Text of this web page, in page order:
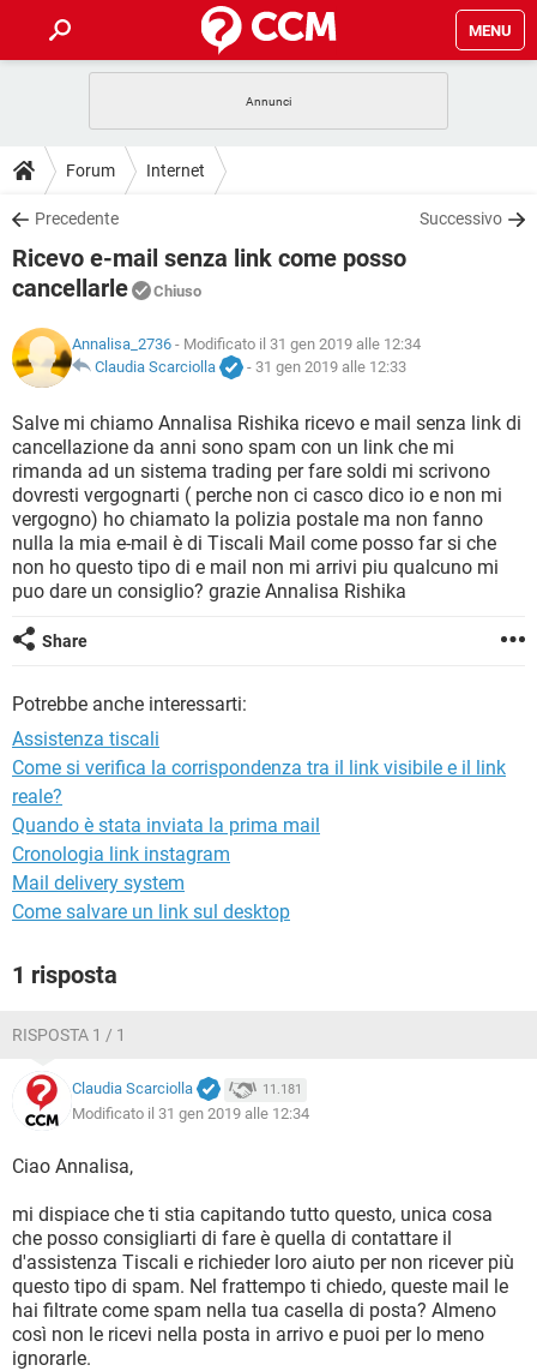
MENU
INTRATTENIMENTO
iOS
INSTAGRAM WHATSAPP
TIKTOK
HARDWARE
GUIDE
COVID-19
iOS
TIKTOK FACEBOOK
DOWNLOAD
COVID-19 GAMING
INTRATTENIMENTO
iOS WINDOWS 10
INSTAGRAM
TIKTOK FACEBOOK
HARDWARE
INTRATTENIMENTO ANDROID
INSTAGRAM WHATSAPP
FACEBOOK
HARDWARE
GLOSSARIO
COVID-19
INTRATTENIMENTO ANDROID
iOS WINDOWS 10
INSTAGRAM WHATSAPP
TIKTOK FACEBOOK
HARDWARE
Forum Internet
Precedente Successivo
Ricevo e-mail senza link come posso
cancellarle
Chiuso
Annalisa_2736 - Modificato il 31 gen 2019 alle 12:34
Claudia Scarciolla
- 31 gen 2019 alle 12:33
Salve mi chiamo Annalisa Rishika ricevo e mail senza link di
cancellazione da anni sono spam con un link che mi
rimanda ad un sistema trading per fare soldi mi scrivono
dovresti vergognarti ( perche non ci casco dico io e non mi
vergogno) ho chiamato la polizia postale ma non fanno
nulla la mia e-mail è di Tiscali Mail come posso far si che
non ho questo tipo di e mail non mi arrivi piu qualcuno mi
puo dare un consiglio? grazie Annalisa Rishika
Share
Potrebbe anche interessarti:
Assistenza tiscali
Come si verifica la corrispondenza tra il link visibile e il link
reale?
Quando è stata inviata la prima mail
Cronologia link instagram
Mail delivery system
Come salvare un link sul desktop
1 risposta
RISPOSTA 1 / 1
Claudia Scarciolla 11.181
Modificato il 31 gen 2019 alle 12:34
Ciao Annalisa,
mi dispiace che ti stia capitando tutto questo, unica cosa
che posso consigliarti di fare è quella di contattare il
d'assistenza Tiscali e richieder loro aiuto per non ricever più
questo tipo di spam. Nel frattempo ti chiedo, queste mail le
hai filtrate come spam nella tua casella di posta? Almeno
così non le ricevi nella posta in arrivo e puoi per lo meno
ignorarle.